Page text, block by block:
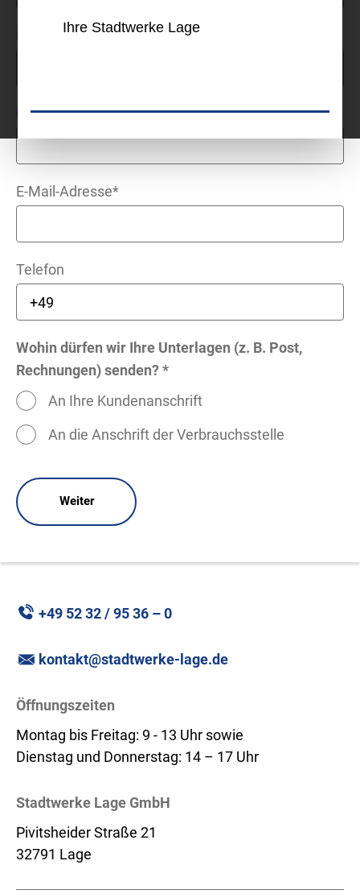
Postleitzahl *
Ort *
E-Mail-Adresse*
Telefon
Wohin dürfen wir Ihre Unterlagen (z. B. Post,
Rechnungen) senden? *
An Ihre Kundenanschrift
An die Anschrift der Verbrauchsstelle
Weiter
+49 52 32 / 95 36 – 0
kontakt@stadtwerke-lage.de
Öffnungszeiten
Montag bis Freitag: 9 - 13 Uhr sowie
Dienstag und Donnerstag: 14 – 17 Uhr
Stadtwerke Lage GmbH
Pivitsheider Straße 21
32791 Lage
Ihre Stadtwerke Lage